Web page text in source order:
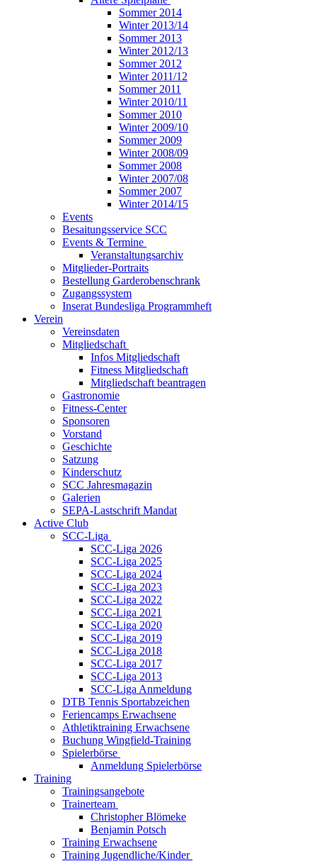
Sommer 2014
Winter 2013/14
Sommer 2013
Winter 2012/13
Sommer 2012
Winter 2011/12
Sommer 2011
Winter 2010/11
Sommer 2010
Winter 2009/10
Sommer 2009
Winter 2008/09
Sommer 2008
Winter 2007/08
Sommer 2007
Winter 2014/15
Events
Besaitungsservice SCC
Events & Termine
Veranstaltungsarchiv
Mitglieder-Portraits
Bestellung Garderobenschrank
Zugangssystem
Inserat Bundesliga Programmheft
Verein
Vereinsdaten
Mitgliedschaft
Infos Mitgliedschaft
Fitness Mitgliedschaft
Mitgliedschaft beantragen
Gastronomie
Fitness-Center
Sponsoren
Vorstand
Geschichte
Satzung
Kinderschutz
SCC Jahresmagazin
Galerien
SEPA-Lastschrift Mandat
Active Club
SCC-Liga
SCC-Liga 2026
SCC-Liga 2025
SCC-Liga 2024
SCC-Liga 2023
SCC-Liga 2022
SCC-Liga 2021
SCC-Liga 2020
SCC-Liga 2019
SCC-Liga 2018
SCC-Liga 2017
SCC-Liga 2013
SCC-Liga Anmeldung
DTB Tennis Sportabzeichen
Feriencamps Erwachsene
Athletiktraining Erwachsene
Buchung Wingfield-Training
Spielerbörse
Anmeldung Spielerbörse
Training
Trainingsangebote
Trainerteam
Christopher Blömeke
Benjamin Potsch
Training Erwachsene
Training Jugendliche/Kinder